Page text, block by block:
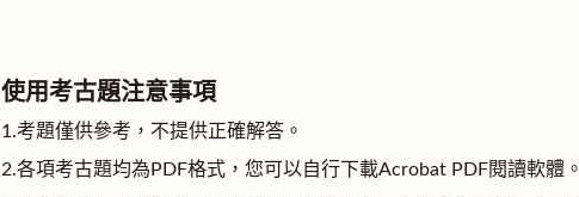
使用考古題注意事項
1.考題僅供參考，不提供正確解答。
2.各項考古題均為PDF格式，您可以自行下載Acrobat PDF閱讀軟體。